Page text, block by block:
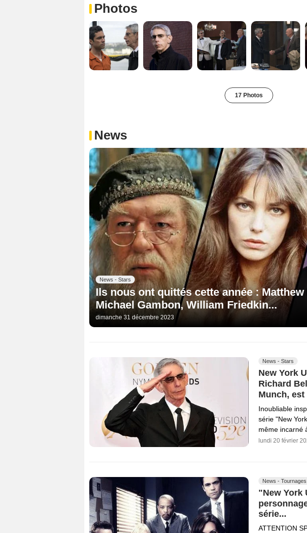
Photos
17 Photos
News
News - Stars
Ils nous ont quittés cette année :
Michael Gambon, William Friedkin...
dimanche 31 décembre 2023
News - Stars
New York
Richard
Munch, est
Inoubliable
série "New
même incarné
lundi 20 février
News - Tournages
"New York
série...
ATTENTION